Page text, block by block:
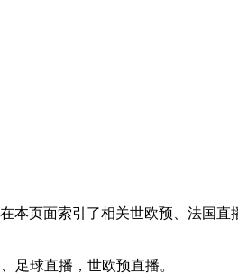
页面索引了相关世欧预、法国
足球直播，世欧预直播。